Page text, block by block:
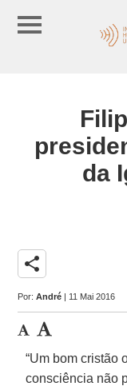
da
share
Por:André | 11 Mai 2016
“Um bom cristão
consciência não